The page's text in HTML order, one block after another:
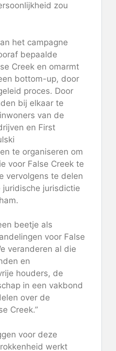
zou
het campagne
bepaalde
Creek en omarmt
bottom-up, door
proces. Door
bij elkaar te
van de
en First
te organiseren om
voor False Creek te
vervolgens te delen
jurisdictie
beetje als
voor False
veranderen al die
en
houders, de
in een vakbond
over de
Creek.”
voor deze
werkt